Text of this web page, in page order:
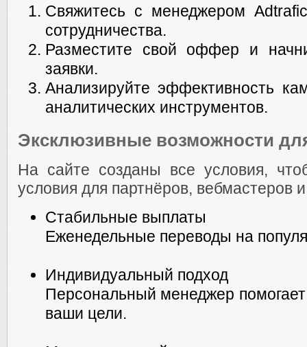
Свяжитесь с менеджером
сотрудничества.
Разместите свой оффер и
заявки.
Анализируйте эффективность
аналитических инструментов.
Эксклюзивные возможности
На сайте созданы все условия,
условия для партнёров, вебмастеров
Стабильные выплаты
Еженедельные переводы на
Индивидуальный подход
Персональный менеджер помогает
ваши цели.